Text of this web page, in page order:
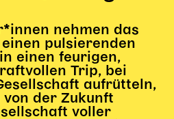
nehmen das
pulsierenden
einen feurigen,
Trip, bei
aufrütteln,
der Zukunft
voller